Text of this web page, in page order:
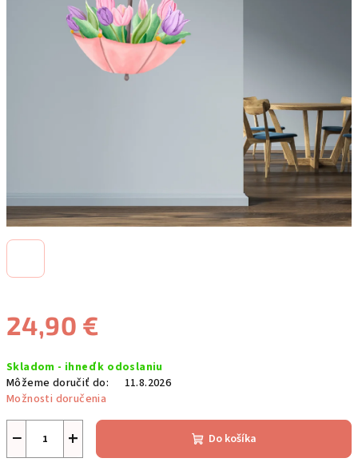
24,90 €
cena:
Skladom - ihneď k odoslaniu
Môžeme doručiť do:
11.8.2026
Možnosti doručenia
+
− Do košíka